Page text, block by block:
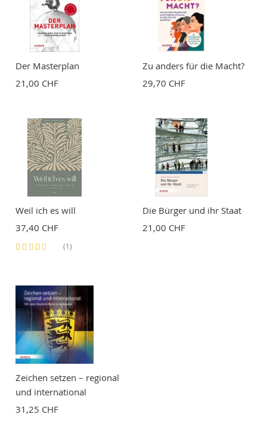
Bewertung
Der Masterplan
21,00 CHF
Zu anders für die Macht?
29,70 CHF
Weil ich es will
37,40 CHF
Bewertung:
(1)
Die Bürger und ihr Staat
21,00 CHF
Zeichen setzen – regional
und international
31,25 CHF